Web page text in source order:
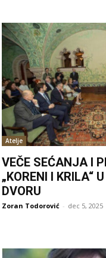
Atelje
VEČE SEĆANJA I
„KORENI I KRILA“
DVORU
Zoran Todorović - dec 5, 2025